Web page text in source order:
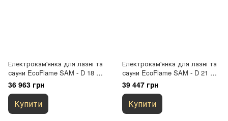
Електрокам'янка для лазні та
сауни EcoFlame SAM - D 18 +
пульт CON6 (18 кВт, до 29 м3,
з виносним пультом)
36 963 грн
Купити
Електрокам'янка для лазні та
сауни EcoFlame SAM - D 21 +
пульт CON6 (21 кВт, до 32 м3,
з виносним пультом)
39 447 грн
Купити